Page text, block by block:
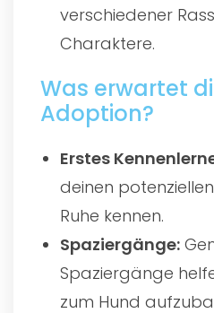
verschiedener
Charaktere.
Was erwartet
Adoption?
Erstes
deinen
Ruhe kennen.
Spaziergänge:
Spaziergänge
zum Hund